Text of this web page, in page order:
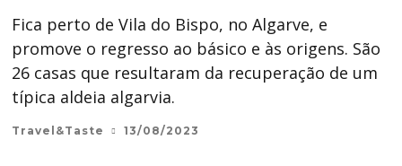
Fica perto de Vila do Bispo, no Algarve, e
promove o regresso ao básico e às origens. São
26 casas que resultaram da recuperação de um
típica aldeia algarvia.
Travel&Taste 13/08/2023